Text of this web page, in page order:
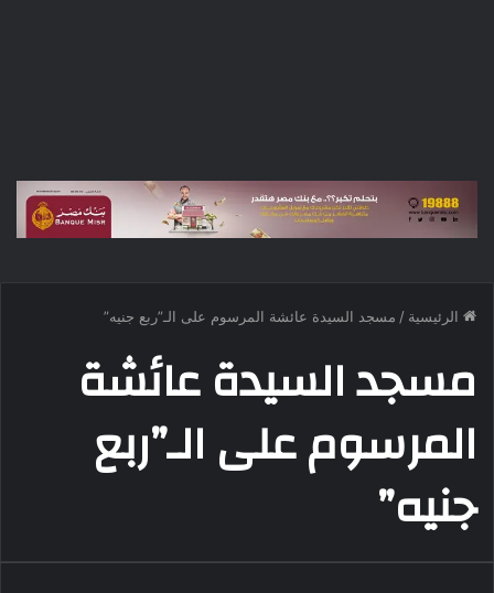
الرئيسية / مسجد السيدة عائشة المرسوم على الـ”ربع جنيه”
مسجد السيدة عائشة
المرسوم على الـ”ربع
جنيه”